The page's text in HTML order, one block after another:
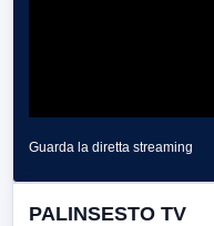
Guarda la diretta streaming
PALINSESTO TV